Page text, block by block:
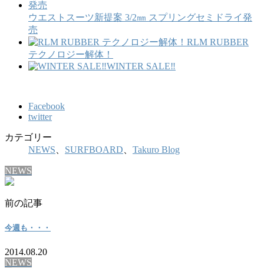
ウエストスーツ新提案 3/2㎜ スプリングセミドライ発
売
RLM RUBBER
テクノロジー解体！
WINTER SALE‼
Facebook
twitter
カテゴリー
NEWS
SURFBOARD Takuro Blog
NEWS
前の記事
今週も・・・
2014.08.20
NEWS